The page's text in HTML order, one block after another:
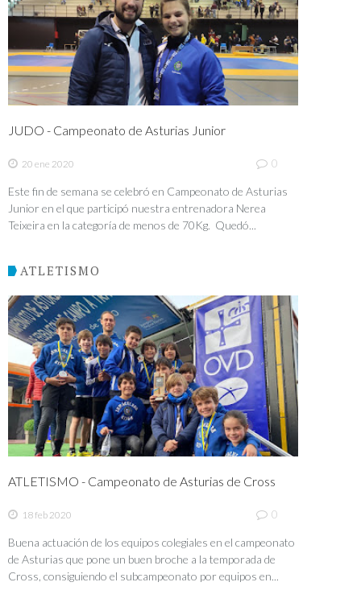
JUDO - Campeonato de Asturias Junior
20 ene 2020 0
Este fin de semana se celebró en Campeonato de Asturias
Junior en el que participó nuestra entrenadora Nerea
Teixeira en la categoría de menos de 70Kg. Quedó...
ATLETISMO
ATLETISMO - Campeonato de Asturias de Cross
18 feb 2020 0
Buena actuación de los equipos colegiales en el campeonato
de Asturias que pone un buen broche a la temporada de
Cross, consiguiendo el subcampeonato por equipos en...